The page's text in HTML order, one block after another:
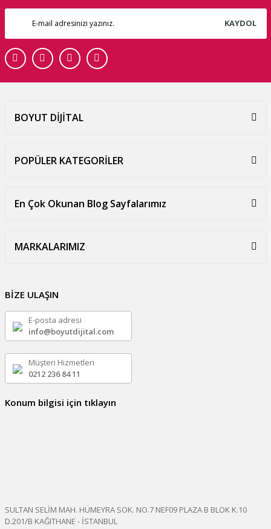
KAYDOL
BOYUT DİJİTAL
POPÜLER KATEGORİLER
En Çok Okunan Blog Sayfalarımız
MARKALARIMIZ
BİZE ULAŞIN
E-posta adresi
info@boyutdijital.com
Müşteri Hizmetleri
0212 236 84 11
Konum bilgisi için tıklayın
SULTAN SELİM MAH. HÜMEYRA SOK. NO.7 NEF09 PLAZA B BLOK K.10
D.201/B KAĞITHANE - İSTANBUL